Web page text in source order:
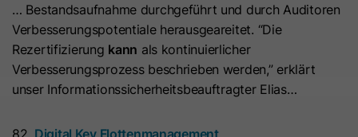
… Bestandsaufnahme durchgeführt und durch Auditoren
Verbesserungspotentiale herausgeareitet. “Die
Rezertifizierung kann als kontinuierlicher
Verbesserungsprozess beschrieben werden,” erklärt
unser Informationssicherheitsbeauftragter Elias…
82. Digital Key Flottenmanagement
Dieses Cookie wird benötigt, um zu
überprüfen, welche Cookies auf der
Hierbei können pseudonymisierte Nutzungsprofile erstellt
werden.
Die Datenverarbeitung erfolgt nur nach Einwilligung gemäß
Art. 6 Abs. 1 lit. a DSGVO. Es kann zu einer Übermittlung
personenbezogener Daten in die USA kommen. Google ist
Abhängig von: Google Tag Manager